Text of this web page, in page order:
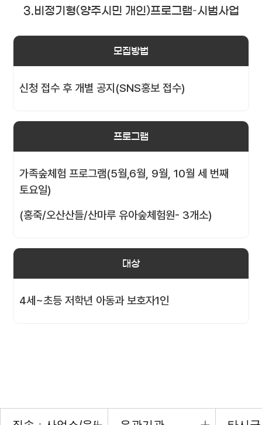
3.비정기형(양주시민 개인)프로그램–시범사업
모집방법
신청 접수 후 개별 공지(SNS홍보 접수)
프로그램
가족숲체험 프로그램(5월,6월, 9월, 10월 세 번째
토요일)
(홍죽/오산산들/산마루 유아숲체험원- 3개소)
대상
4세~초등 저학년 아동과 보호자1인